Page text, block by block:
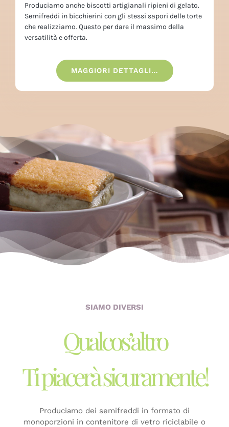
Produciamo anche biscotti artigianali ripieni di gelato.
Semifreddi in bicchierini con gli stessi sapori delle torte
che realizziamo. Questo per dare il massimo della
versatilità e offerta.
MAGGIORI DETTAGLI…
SIAMO DIVERSI
Qualcos’altro
Ti piacerà sicuramente!
Produciamo dei semifreddi in formato di
monoporzioni in contenitore di vetro riciclabile o